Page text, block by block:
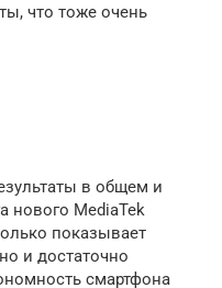
что тоже очень
в общем и
нового MediaTek
показывает
и достаточно
смартфона